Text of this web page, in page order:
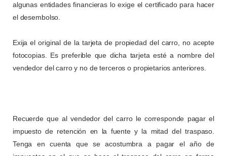
algunas entidades financieras lo exige el certificado para hacer
el desembolso.
Exija el original de la tarjeta de propiedad del carro, no acepte
fotocopias. Es preferible que dicha tarjeta esté a nombre del
vendedor del carro y no de terceros o propietarios anteriores.
Recuerde que al vendedor del carro le corresponde pagar el
impuesto de retención en la fuente y la mitad del traspaso.
Tenga en cuenta que se acostumbra a pagar el año de